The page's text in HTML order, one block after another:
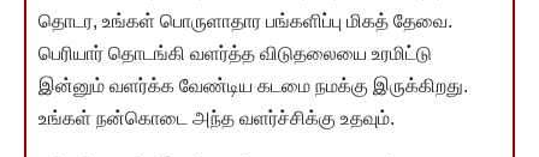
தொடர, உங்கள் பொருளாதார பங்களிப்பு மிகத் தேவை.
பெரியார் தொடங்கி வளர்த்த விடுதலையை உரமிட்டு
இன்னும் வளர்க்க வேண்டிய கடமை நமக்கு இருக்கிறது.
உங்கள் நன்கொடை அந்த வளர்ச்சிக்கு உதவும்.